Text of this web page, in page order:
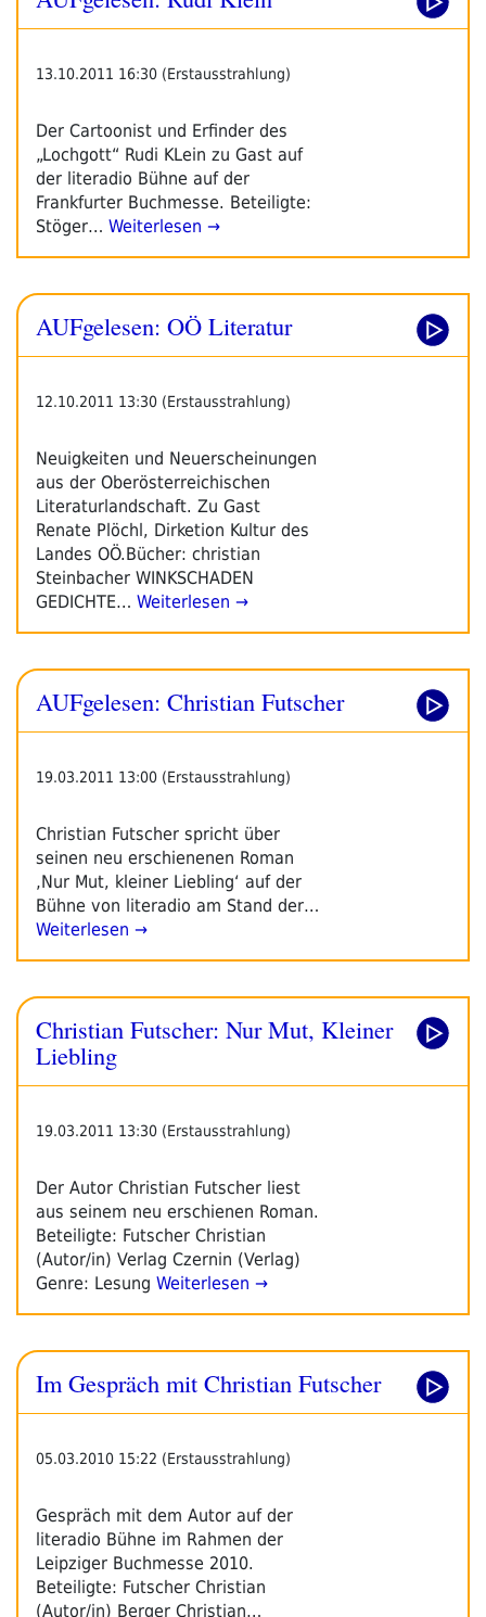
13.10.2011 16:30 (Erstausstrahlung)
Der Cartoonist und Erfinder des
„Lochgott“ Rudi KLein zu Gast auf
der literadio Bühne auf der
Frankfurter Buchmesse. Beteiligte:
Stöger… Weiterlesen →
AUFgelesen: OÖ Literatur
12.10.2011 13:30 (Erstausstrahlung)
Neuigkeiten und Neuerscheinungen
aus der Oberösterreichischen
Literaturlandschaft. Zu Gast
Renate Plöchl, Dirketion Kultur des
Landes OÖ.Bücher: christian
Steinbacher WINKSCHADEN
GEDICHTE… Weiterlesen →
AUFgelesen: Christian Futscher
19.03.2011 13:00 (Erstausstrahlung)
Christian Futscher spricht über
seinen neu erschienenen Roman
‚Nur Mut, kleiner Liebling‘ auf der
Bühne von literadio am Stand der…
Weiterlesen →
Christian Futscher: Nur Mut, Kleiner
Liebling
19.03.2011 13:30 (Erstausstrahlung)
Der Autor Christian Futscher liest
aus seinem neu erschienen Roman.
Beteiligte: Futscher Christian
(Autor/in) Verlag Czernin (Verlag)
Genre: Lesung Weiterlesen →
Im Gespräch mit Christian Futscher
05.03.2010 15:22 (Erstausstrahlung)
Gespräch mit dem Autor auf der
literadio Bühne im Rahmen der
Leipziger Buchmesse 2010.
Beteiligte: Futscher Christian
(Autor/in) Berger Christian…